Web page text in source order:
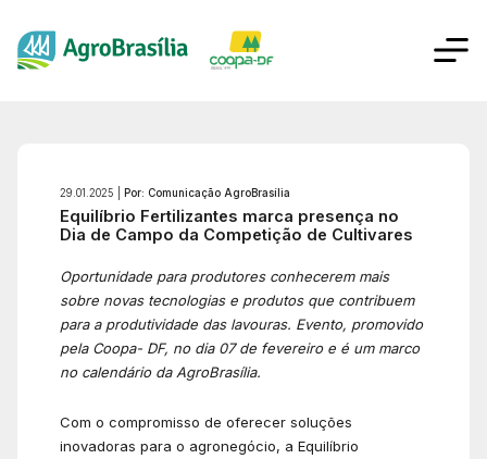
29.01.2025 | Por: Comunicação AgroBrasília
Equilíbrio Fertilizantes marca presença no
Dia de Campo da Competição de Cultivares
Oportunidade para produtores conhecerem mais
sobre novas tecnologias e produtos que contribuem
para a produtividade das lavouras. Evento, promovido
pela Coopa- DF, no dia 07 de fevereiro e é um marco
no calendário da AgroBrasília.
Com o compromisso de oferecer soluções
inovadoras para o agronegócio, a Equilíbrio